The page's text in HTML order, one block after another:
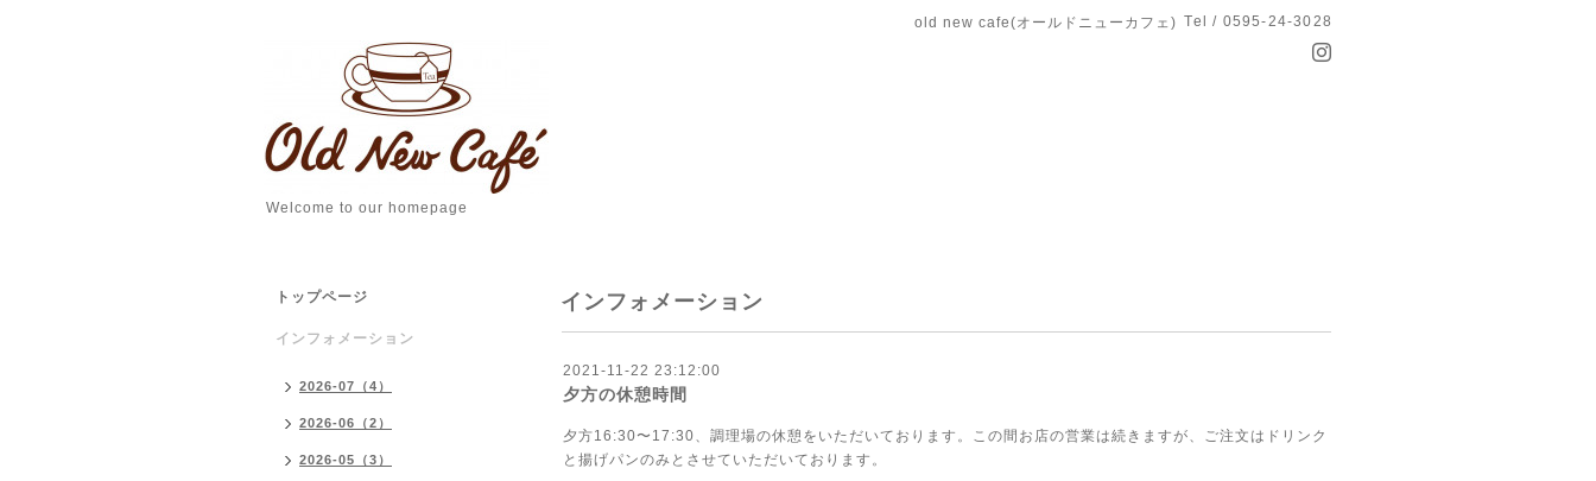
old new cafe(オールドニューカフェ) Tel / 0595-24-3028
Welcome to our homepage
インフォメーション
2021-11-22 23:12:00
夕方の休憩時間
夕方16:30〜17:30、調理場の休憩をいただいております。この間お店の営業は続きますが、ご注文はドリンク
と揚げパンのみとさせていただいております。
トップページ
インフォメーション
2026-07（4）
2026-06（2）
2026-05（3）